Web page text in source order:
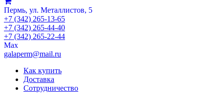
Пермь, ул. Металлистов, 5
+7 (342) 265-13-65
+7 (342) 265-44-40
+7 (342) 265-22-44
Мах
galaperm@mail.ru
Как купить
Доставка
Сотрудничество